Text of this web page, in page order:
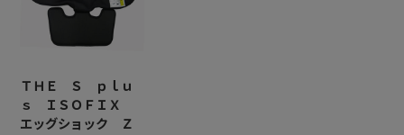
ＴＨＥ Ｓ ｐｌｕ
ｓ ＩＳＯＦＩＸ
エッグショック Ｚ